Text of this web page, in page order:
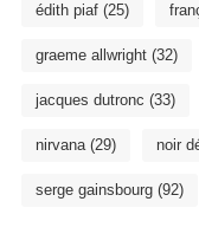
édith piaf(25)
graeme allwright(32)
jacques dutronc (33)
nirvana(29) noir
serge gainsbourg(92)